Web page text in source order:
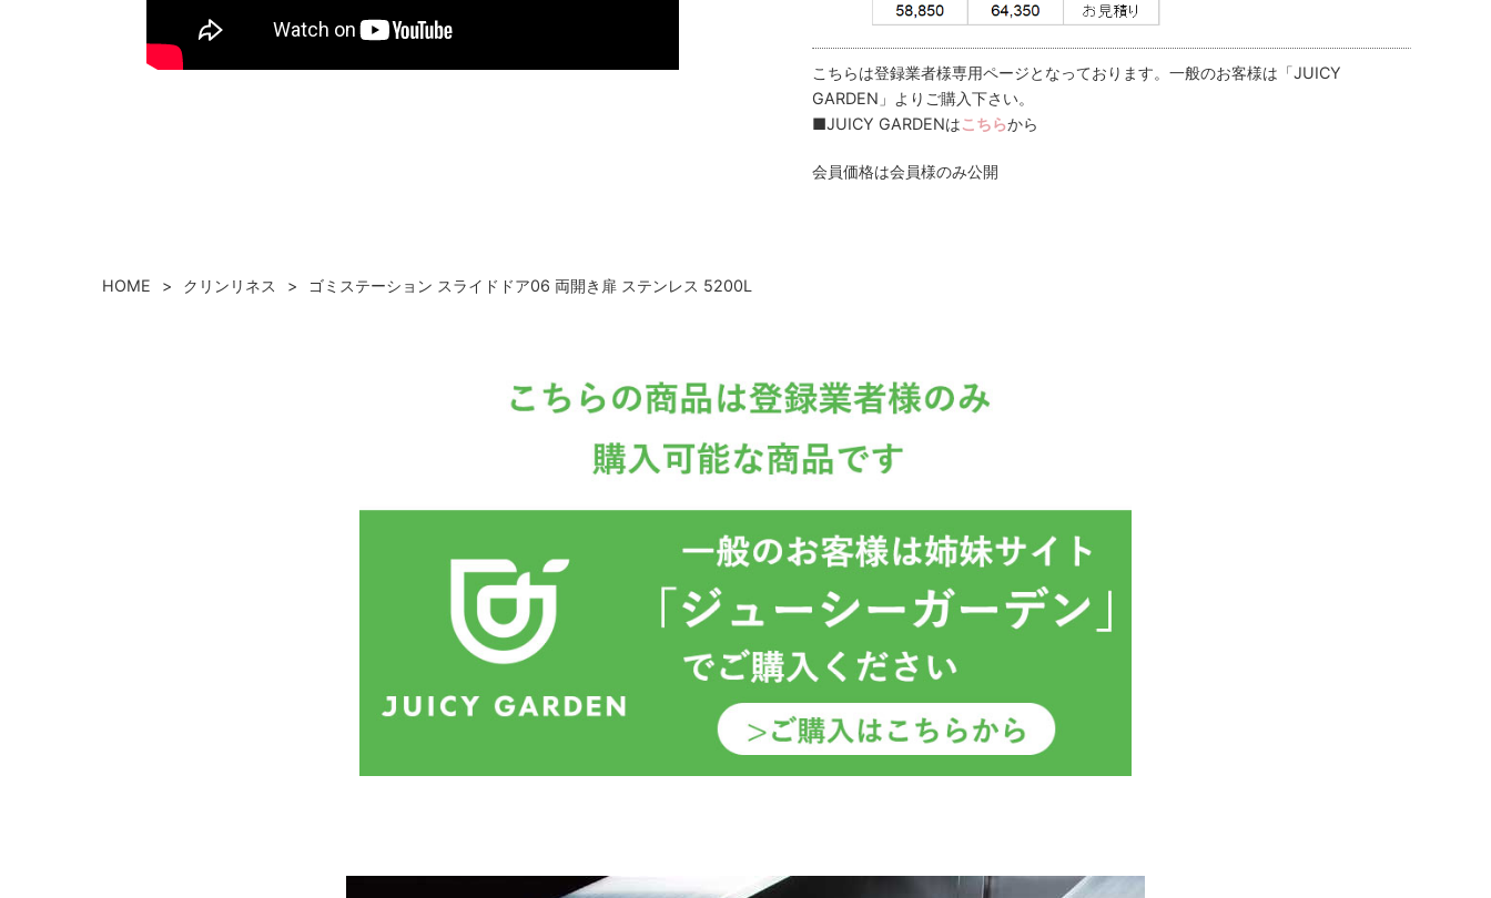
こちらは登録業者様専用ページとなっております。一般のお客様は「JUICY
GARDEN」よりご購入下さい。
■JUICY GARDENはこちらから
会員価格は会員様のみ公開
HOME クリンリネス ゴミステーション スライドドア06 両開き扉 ステンレス 5200L